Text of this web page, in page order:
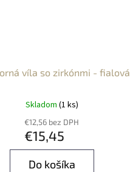
víla so zirkónmi - fialová
Skladom (1 ks)
€12,56 bez DPH
€15,45
Do košíka